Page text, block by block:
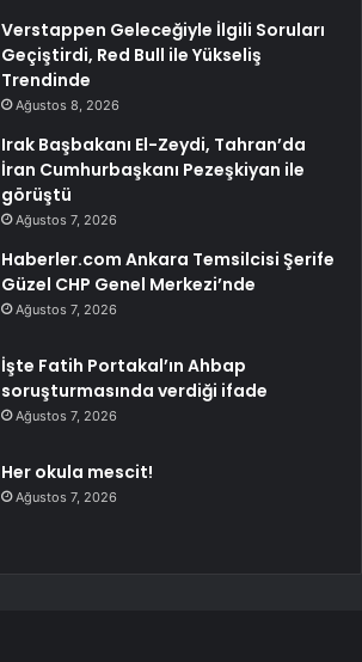
Verstappen Geleceğiyle İlgili Soruları
Geçiştirdi, Red Bull ile Yükseliş
Trendinde
Ağustos 8, 2026
Irak Başbakanı El-Zeydi, Tahran’da
İran Cumhurbaşkanı Pezeşkiyan ile
görüştü
Ağustos 7, 2026
Haberler.com Ankara Temsilcisi Şerife
Güzel CHP Genel Merkezi’nde
Ağustos 7, 2026
İşte Fatih Portakal’ın Ahbap
soruşturmasında verdiği ifade
Ağustos 7, 2026
Her okula mescit!
Ağustos 7, 2026